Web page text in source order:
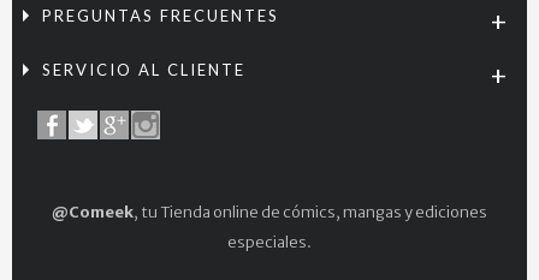
PREGUNTAS FRECUENTES
SERVICIO AL CLIENTE
@Comeek, tu Tienda online de cómics, mangas y ediciones
especiales.